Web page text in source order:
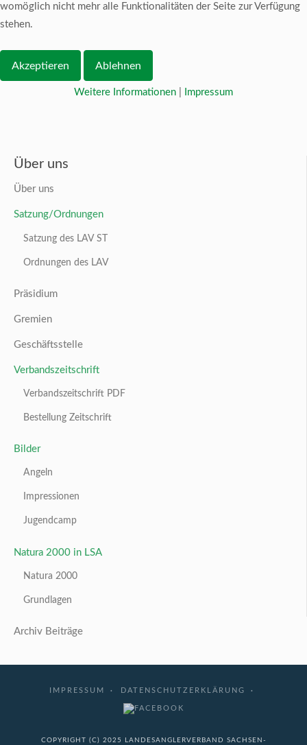
Über uns
Über uns
Satzung/Ordnungen
Satzung des LAV ST
Ordnungen des LAV
Präsidium
Gremien
Geschäftsstelle
Verbandszeitschrift
Verbandszeitschrift PDF
Bestellung Zeitschrift
Bilder
Angeln
Impressionen
Jugendcamp
Natura 2000 in LSA
Natura 2000
Grundlagen
Archiv Beiträge
IMPRESSUM DATENSCHUTZERKLÄRUNG
COPYRIGHT (C) 2025 LANDESANGLERVERBAND SACHSEN-
womöglich nicht mehr alle Funktionalitäten der Seite zur Verfügung
stehen.
Akzeptieren Ablehnen
Weitere Informationen Impressum